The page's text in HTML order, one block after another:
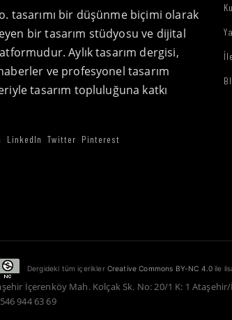
tasarımı bir düşünme biçimi olarak
bir tasarım stüdyosu ve dijital
Aylık tasarım dergisi,
ve profesyonel tasarım
tasarım topluluğuna katkı
LinkedIn Twitter Pinterest
Dergideki tüm içerikler Creative Commons BY-NC 4.0 ile
İçerenköy Mah. Kolçak Sk. No: 20/1 K: 1
944 63 69